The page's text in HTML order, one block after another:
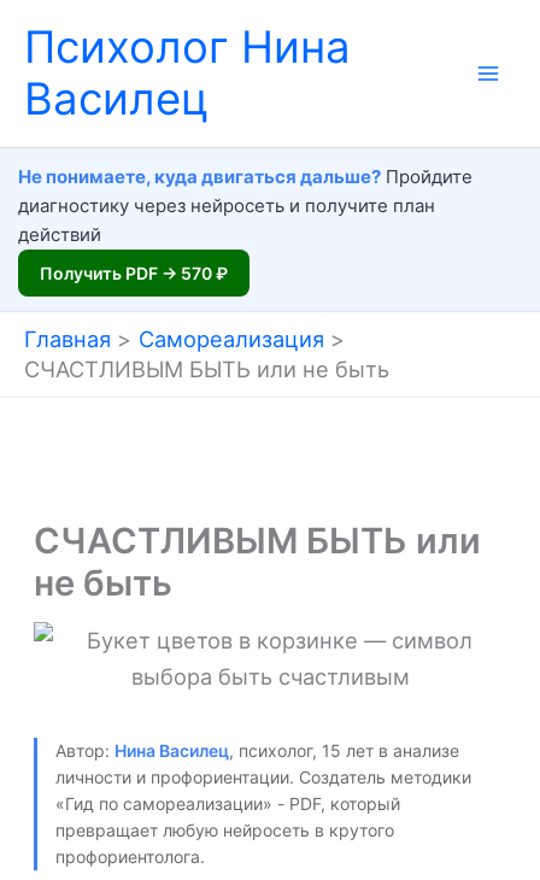
содержимому
Психолог Нина
Василец
Не понимаете, куда двигаться дальше? Пройдите
диагностику через нейросеть и получите план
действий
Получить PDF → 570 ₽
Главная
Самореализация
СЧАСТЛИВЫМ БЫТЬ или не быть
СЧАСТЛИВЫМ БЫТЬ или
не быть
Автор: Нина Василец, психолог, 15 лет в анализе
личности и профориентации. Создатель методики
«Гид по самореализации» - PDF, который
превращает любую нейросеть в крутого
профориентолога.